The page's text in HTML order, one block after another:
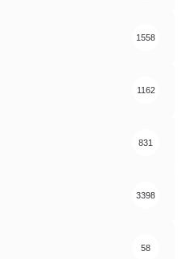
1558
1162
831
3398
58